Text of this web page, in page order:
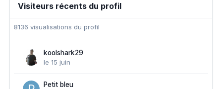
Visiteurs récents du profil
8136 visualisations du profil
koolshark29
le 15 juin
Petit bleu